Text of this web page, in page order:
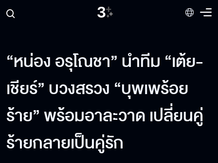
“หน่อง อรุโณชา” นำทีม “เต้ย-
เชียร์” บวงสรวง “บุพเพร้อย
ร้าย” พร้อมอาละวาด เปลี่ยนคู่
ร้ายกลายเป็นคู่รัก